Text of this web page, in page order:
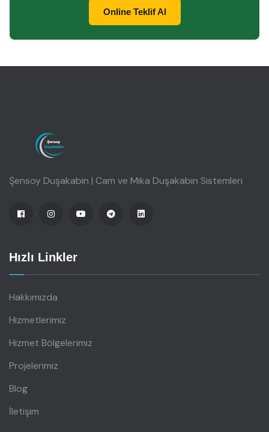
Online Teklif Al
Şensoy Duşakabin | Cam ve Mika Duşakabin Sistemleri
Hızlı Linkler
Hakkımızda
Hizmetlerimiz
Hizmet Bölgelerimiz
Projelerimiz
Blog
İletişim